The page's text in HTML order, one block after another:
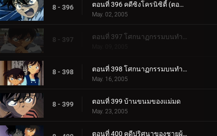
8 - 396 ตอนที่ 396 คดีซิงโครนิซิตี้ (ตอนจบ)
May. 02, 2005
8 - 397 ตอนที่ 397 โศกนาฏกรรมบนทำนบกันคลื่น (ตอนแรก)
May. 09, 2005
8 - 398 ตอนที่ 398 โศกนาฏกรรมบนทำนบกันคลื่น (ตอนจบ)
May. 16, 2005
8 - 399 ตอนที่ 399 บ้านขนมของแม่มด
May. 23, 2005
ตอนที่ 400 คดีปริศนาของชายผู้โชคดี